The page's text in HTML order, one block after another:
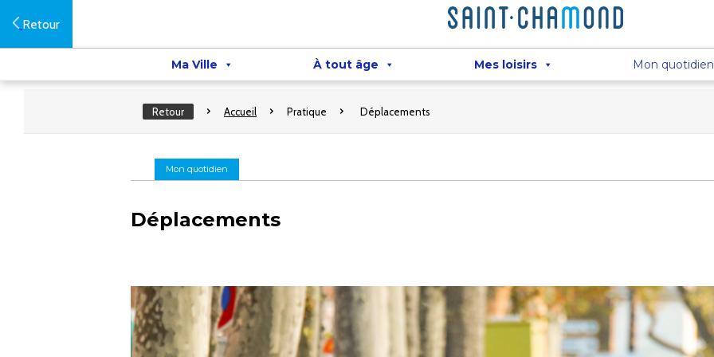
Retour
Ma Ville À tout âge Mes loisirs Mon quotidien
Retour Accueil Pratique Déplacements
Mon quotidien
Déplacements